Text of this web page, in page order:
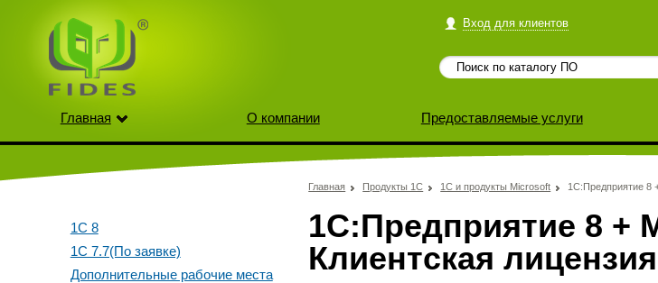
Вход для клиентов
Главная О компании Предоставляемые услуги
1С 8
1С 7.7(По заявке)
Дополнительные рабочие места
Главная Продукты 1С 1С и продукты Microsoft 1С:Предприятие 8
1С:Предприятие 8 +
Клиентская